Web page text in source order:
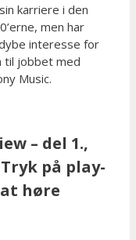
karriere i den
men har
interesse for
til jobbet med
Music.
– del 1.,
på play-
høre